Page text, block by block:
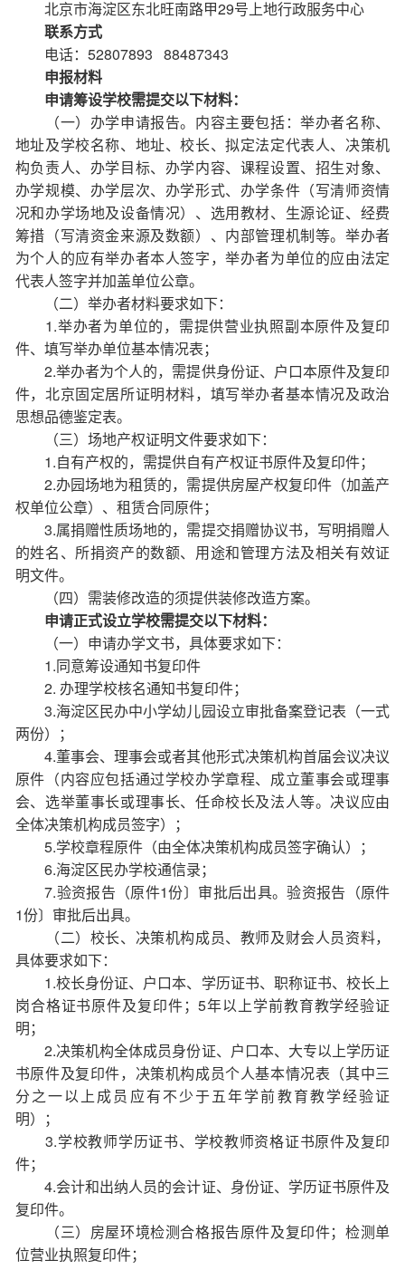
北京市海淀区东北旺南路甲29号上地行政服务中心
联系方式
电话：52807893 88487343
申报材料
申请筹设学校需提交以下材料：
（一）办学申请报告。内容主要包括：举办者名称、
地址及学校名称、地址、校长、拟定法定代表人、决策机
构负责人、办学目标、办学内容、课程设置、招生对象、
办学规模、办学层次、办学形式、办学条件（写清师资情
况和办学场地及设备情况）、选用教材、生源论证、经费
筹措（写清资金来源及数额）、内部管理机制等。举办者
为个人的应有举办者本人签字，举办者为单位的应由法定
代表人签字并加盖单位公章。
（二）举办者材料要求如下：
1.举办者为单位的，需提供营业执照副本原件及复印
件、填写举办单位基本情况表；
2.举办者为个人的，需提供身份证、户口本原件及复印
件，北京固定居所证明材料，填写举办者基本情况及政治
思想品德鉴定表。
（三）场地产权证明文件要求如下：
1.自有产权的，需提供自有产权证书原件及复印件；
2.办园场地为租赁的，需提供房屋产权复印件（加盖产
权单位公章）、租赁合同原件；
3.属捐赠性质场地的，需提交捐赠协议书，写明捐赠人
的姓名、所捐资产的数额、用途和管理方法及相关有效证
明文件。
（四）需装修改造的须提供装修改造方案。
申请正式设立学校需提交以下材料：
（一）申请办学文书，具体要求如下：
1.同意筹设通知书复印件
2. 办理学校核名通知书复印件；
3.海淀区民办中小学幼儿园设立审批备案登记表（一式
两份）；
4.董事会、理事会或者其他形式决策机构首届会议决议
原件（内容应包括通过学校办学章程、成立董事会或理事
会、选举董事长或理事长、任命校长及法人等。决议应由
全体决策机构成员签字）；
5.学校章程原件（由全体决策机构成员签字确认）；
6.海淀区民办学校通信录；
7.验资报告（原件1份〕审批后出具。验资报告（原件
1份〕审批后出具。
（二）校长、决策机构成员、教师及财会人员资料，
具体要求如下：
1.校长身份证、户口本、学历证书、职称证书、校长上
岗合格证书原件及复印件；5年以上学前教育教学经验证
明；
2.决策机构全体成员身份证、户口本、大专以上学历证
书原件及复印件，决策机构成员个人基本情况表（其中三
分之一以上成员应有不少于五年学前教育教学经验证
明）；
3.学校教师学历证书、学校教师资格证书原件及复印
件；
4.会计和出纳人员的会计证、身份证、学历证书原件及
复印件。
（三）房屋环境检测合格报告原件及复印件；检测单
位营业执照复印件；